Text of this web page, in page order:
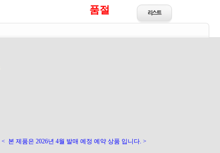
품절
< 본 제품은 2026년 4월 발매 예정 예약 상품 입니다. >